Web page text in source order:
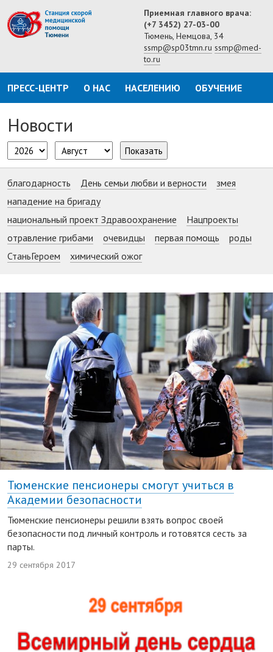
Приемная главного врача:
(+7 3452) 27-03-00
Тюмень, Немцова, 34
ssmp@sp03tmn.ru ssmp@med-
to.ru
ПРЕСС-ЦЕНТР О НАС НАСЕЛЕНИЮ ОБУЧЕНИЕ
Новости
Показать
благодарность День семьи любви и верности
змея
нападение на бригаду
национальный проект Здравоохранение
Нацпроекты
отравление грибами
очевидцы первая помощь
роды
СтаньГероем
химический ожог
Тюменские пенсионеры смогут учиться в
Академии безопасности
Тюменские пенсионеры решили взять вопрос своей
безопасности под личный контроль и готовятся сесть за
парты.
29 сентября 2017